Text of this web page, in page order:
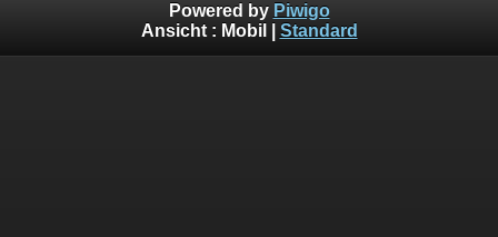
Powered by Piwigo
Ansicht : Mobil Standard